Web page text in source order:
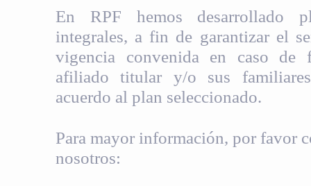
En RPF hemos desarrollado
integrales, a fin de garantizar el
vigencia convenida en caso de
afiliado titular y/o sus
acuerdo al plan seleccionado.
Para mayor información, por favor
nosotros: